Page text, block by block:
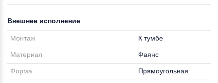
Внешнее исполнение
Монтаж К тумбе
Материал Фаянс
Форма Прямоугольная